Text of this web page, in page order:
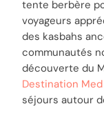
tente berbère
voyageurs
des kasbahs
communautés
découverte du
Destination
séjours autour